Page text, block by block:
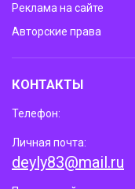
Реклама на сайте
Авторские права
КОНТАКТЫ
Телефон:
Личная почта:
deyly83@mail.ru